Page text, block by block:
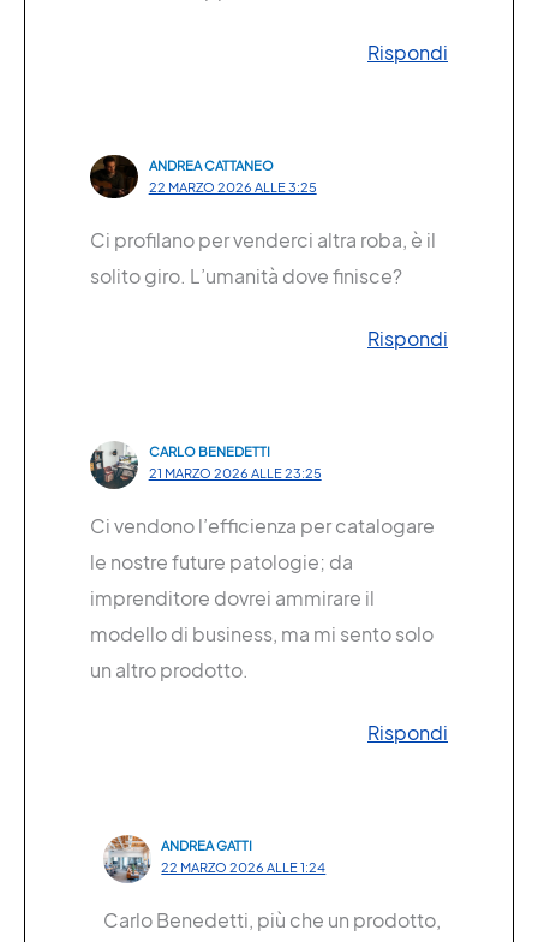
Rispondi
ANDREA CATTANEO
22 MARZO 2026 ALLE 3:25
Ci profilano per venderci altra roba, è il
solito giro. L’umanità dove finisce?
Rispondi
CARLO BENEDETTI
21 MARZO 2026 ALLE 23:25
Ci vendono l’efficienza per catalogare
le nostre future patologie; da
imprenditore dovrei ammirare il
modello di business, ma mi sento solo
un altro prodotto.
Rispondi
ANDREA GATTI
22 MARZO 2026 ALLE 1:24
Carlo Benedetti, più che un prodotto,